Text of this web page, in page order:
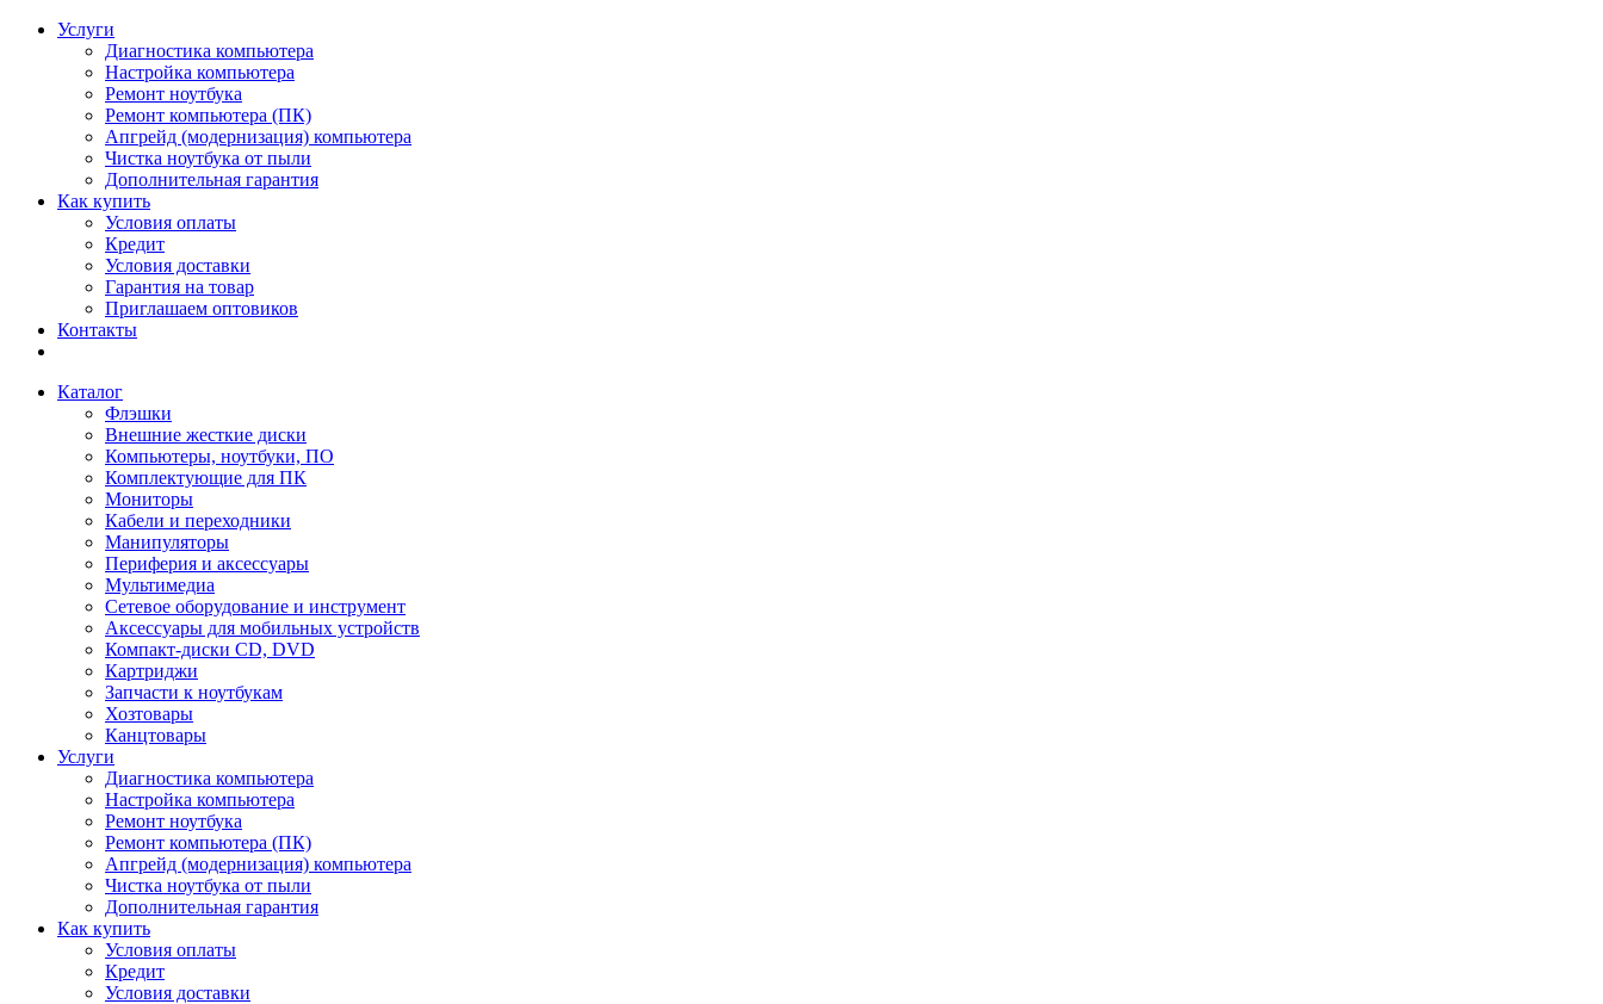
Услуги
Диагностика компьютера
Настройка компьютера
Ремонт ноутбука
Ремонт компьютера (ПК)
Апгрейд (модернизация) компьютера
Чистка ноутбука от пыли
Дополнительная гарантия
Как купить
Условия оплаты
Кредит
Условия доставки
Гарантия на товар
Приглашаем оптовиков
Контакты
Каталог
Флэшки
Внешние жесткие диски
Компьютеры, ноутбуки, ПО
Комплектующие для ПК
Мониторы
Кабели и переходники
Манипуляторы
Периферия и аксессуары
Мультимедиа
Сетевое оборудование и инструмент
Аксессуары для мобильных устройств
Компакт-диски CD, DVD
Картриджи
Запчасти к ноутбукам
Хозтовары
Канцтовары
Услуги
Диагностика компьютера
Настройка компьютера
Ремонт ноутбука
Ремонт компьютера (ПК)
Апгрейд (модернизация) компьютера
Чистка ноутбука от пыли
Дополнительная гарантия
Как купить
Условия оплаты
Кредит
Условия доставки